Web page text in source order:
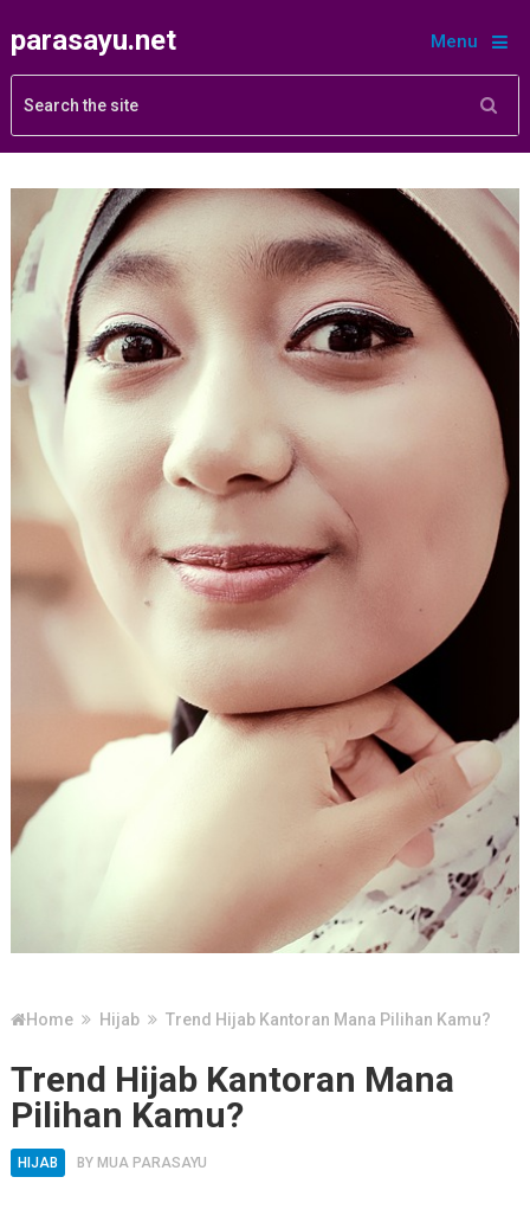
parasayu.net Menu
Home Hijab Trend Hijab Kantoran Mana Pilihan Kamu?
Trend Hijab Kantoran Mana
Pilihan Kamu?
HIJAB BY MUA PARASAYU